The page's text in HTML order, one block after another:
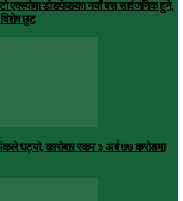
एक्स्पोमा डोङफेङका नयाँ बस सार्वजनिक हुने,
छुट
घट्यो, कारोबार रकम ३ अर्ब ७७ करोडमा